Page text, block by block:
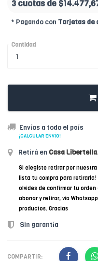
3 cuotas de
* Pagando con Tarjetas de
Cantidad
Envíos a todo el país
¡CALCULAR ENVÍO!
Retirá en Casa Libertella.
Si elegiste retirar por
lista tu compra para retirarla!
olvides de confirmar tu
abonar y retirar, vía Whatsapp
productos. Gracias
Sin garantía
COMPARTIR: